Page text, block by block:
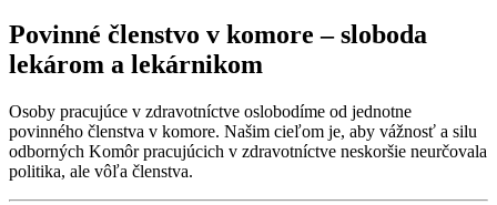
Povinné členstvo v komore – sloboda
lekárom a lekárnikom
Osoby pracujúce v zdravotníctve oslobodíme od jednotne
povinného členstva v komore. Našim cieľom je, aby vážnosť a silu
odborných Komôr pracujúcich v zdravotníctve neskoršie neurčovala
politika, ale vôľa členstva.